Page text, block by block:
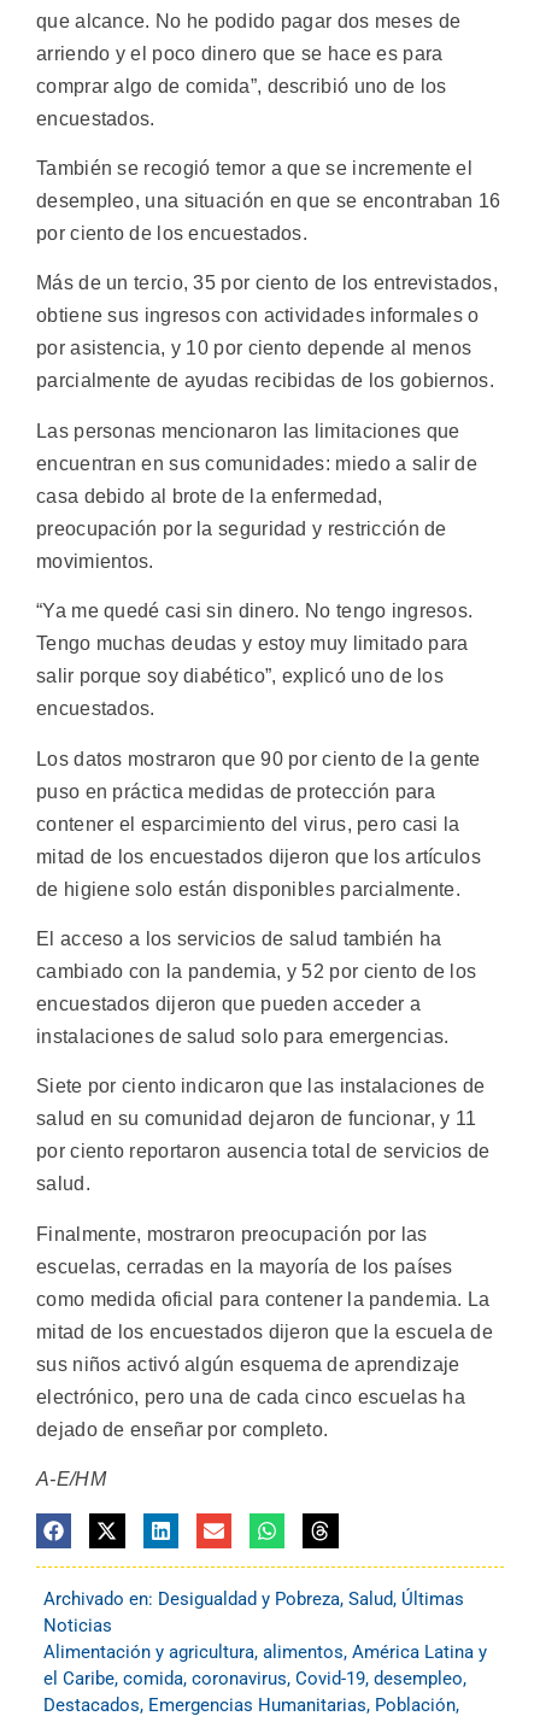
que alcance. No he podido pagar dos meses de
arriendo y el poco dinero que se hace es para
comprar algo de comida”, describió uno de los
encuestados.
También se recogió temor a que se incremente el
desempleo, una situación en que se encontraban 16
por ciento de los encuestados.
Más de un tercio, 35 por ciento de los entrevistados,
obtiene sus ingresos con actividades informales o
por asistencia, y 10 por ciento depende al menos
parcialmente de ayudas recibidas de los gobiernos.
Las personas mencionaron las limitaciones que
encuentran en sus comunidades: miedo a salir de
casa debido al brote de la enfermedad,
preocupación por la seguridad y restricción de
movimientos.
“Ya me quedé casi sin dinero. No tengo ingresos.
Tengo muchas deudas y estoy muy limitado para
salir porque soy diabético”, explicó uno de los
encuestados.
Los datos mostraron que 90 por ciento de la gente
puso en práctica medidas de protección para
contener el esparcimiento del virus, pero casi la
mitad de los encuestados dijeron que los artículos
de higiene solo están disponibles parcialmente.
El acceso a los servicios de salud también ha
cambiado con la pandemia, y 52 por ciento de los
encuestados dijeron que pueden acceder a
instalaciones de salud solo para emergencias.
Siete por ciento indicaron que las instalaciones de
salud en su comunidad dejaron de funcionar, y 11
por ciento reportaron ausencia total de servicios de
salud.
Finalmente, mostraron preocupación por las
escuelas, cerradas en la mayoría de los países
como medida oficial para contener la pandemia. La
mitad de los encuestados dijeron que la escuela de
sus niños activó algún esquema de aprendizaje
electrónico, pero una de cada cinco escuelas ha
dejado de enseñar por completo.
A-E/HM
Archivado en: Desigualdad y Pobreza, Salud, Últimas
Noticias
Alimentación y agricultura, alimentos, América Latina y
el Caribe, comida, coronavirus, Covid-19, desempleo,
Destacados, Emergencias Humanitarias, Población,